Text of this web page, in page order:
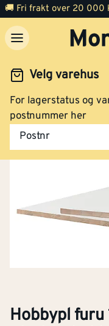
Velg varehus
For lagerstatus og
postnummer her
Postnr
Byggevarer
Hobbypl